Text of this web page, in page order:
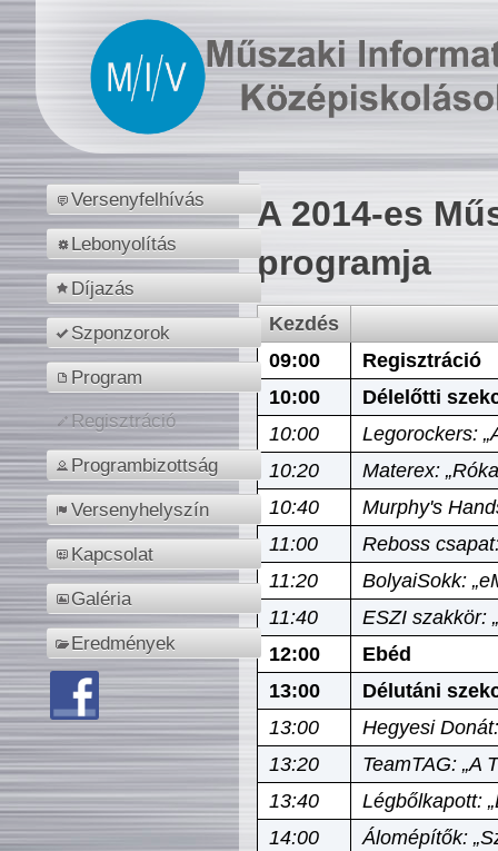
Versenyfelhívás
Lebonyolítás
Díjazás
Szponzorok
Program
Regisztráció
Programbizottság
Versenyhelyszín
Kapcsolat
Galéria
Eredmények
A 2014-es
programja
Kezdés
09:00
Regisztráció
10:00
Délelőtti
10:00
Legorockers:
10:20
Materex:
10:40
Murphy's
11:00
Reboss
11:20
BolyaiSokk:
11:40
ESZI szakkör:
12:00
Ebéd
13:00
Délutáni
13:00
Hegyesi
13:20
TeamTAG: „A
13:40
Légbőlkapott:
14:00
Álomépítők: